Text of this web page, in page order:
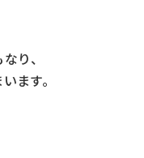
り、
ます。